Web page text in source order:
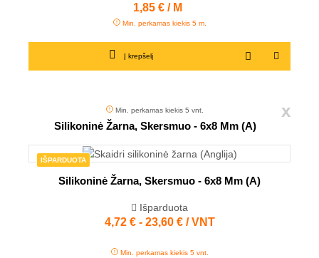
Kaina
1,85 € / M
Min. perkamas kiekis 5 m.
Į krepšelį
x
Min. perkamas kiekis 5 vnt.
Silikoninė Žarna, Skersmuo - 6x8 Mm (A)
IŠPARDUOTA
Silikoninė Žarna, Skersmuo - 6x8 Mm (A)
Išparduota
Kaina
4,72 € - 23,60 € / VNT
Min. perkamas kiekis 5 vnt.